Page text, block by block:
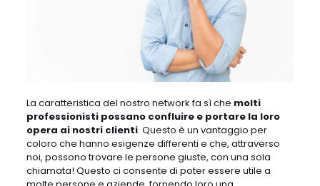
La caratteristica del nostro network fa sì che molti
professionisti possano confluire e portare la loro
opera ai nostri clienti. Questo è un vantaggio per
coloro che hanno esigenze differenti e che, attraverso
noi, possono trovare le persone giuste, con una sola
chiamata! Questo ci consente di poter essere utile a